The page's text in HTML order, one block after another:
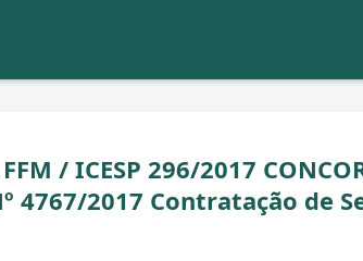
/ ICESP 296/2017
4767/2017 Contratação de